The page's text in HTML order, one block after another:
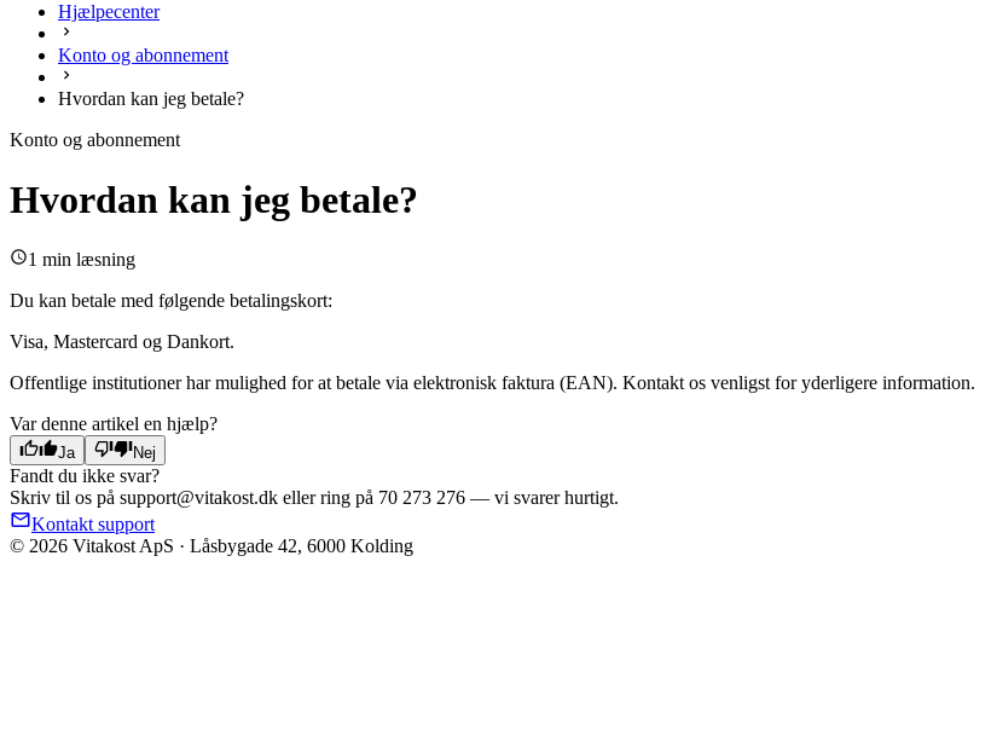
Hjælpecenter
Konto og abonnement
Hvordan kan jeg betale?
Konto og abonnement
Hvordan kan jeg betale?
1 min læsning
Du kan betale med følgende betalingskort:
Visa, Mastercard og Dankort.
Offentlige institutioner har mulighed for at betale via elektronisk faktura (EAN). Kontakt os venligst for yderligere information.
Var denne artikel en hjælp?
Ja Nej
Fandt du ikke svar?
Skriv til os på support@vitakost.dk eller ring på 70 273 276 — vi svarer hurtigt.
Kontakt support
© 2026 Vitakost ApS · Låsbygade 42, 6000 Kolding